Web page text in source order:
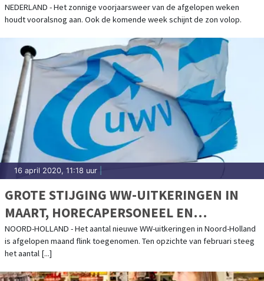
NEDERLAND - Het zonnige voorjaarsweer van de afgelopen weken
houdt vooralsnog aan. Ook de komende week schijnt de zon volop.
16 april 2020, 11:18 uur
GROTE STIJGING WW-UITKERINGEN IN
MAART, HORECAPERSONEEL EN
UITZENDKRACHTEN VERLIEZEN HUN
BAAN
NOORD-HOLLAND - Het aantal nieuwe WW-uitkeringen in Noord-Holland
is afgelopen maand flink toegenomen. Ten opzichte van februari steeg
het aantal [...]